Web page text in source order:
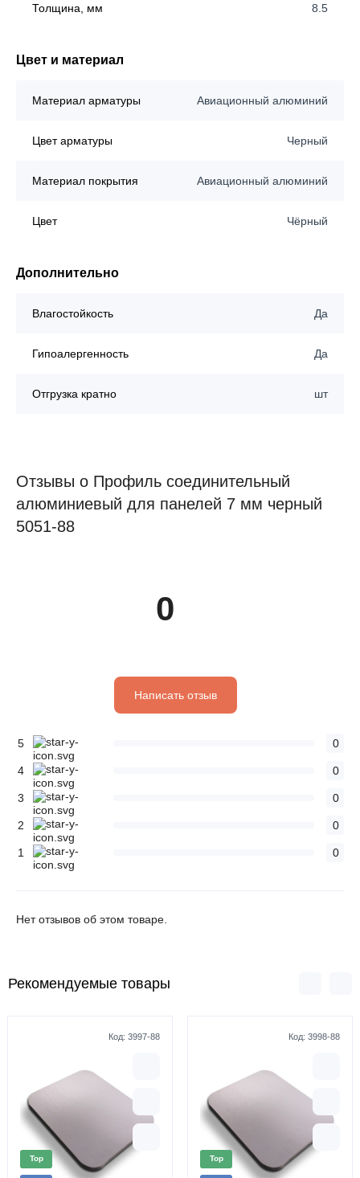
Толщина, мм 8.5
Цвет и материал
Материал арматуры Авиационный алюминий
Цвет арматуры Черный
Материал покрытия Авиационный алюминий
Цвет Чёрный
Дополнительно
Влагостойкость Да
Гипоалергенность Да
Отгрузка кратно шт
Отзывы о Профиль соединительный
алюминиевый для панелей 7 мм черный
5051-88
0
Написать отзыв
5 0
4 0
3 0
2 0
1 0
Нет отзывов об этом товаре.
Рекомендуемые товары
Код: 3997-88
Top
Код: 3998-88
Top